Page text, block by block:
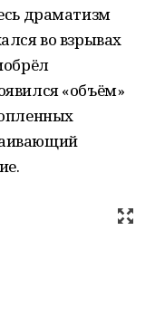
драматизм
во взрывах
«объём»